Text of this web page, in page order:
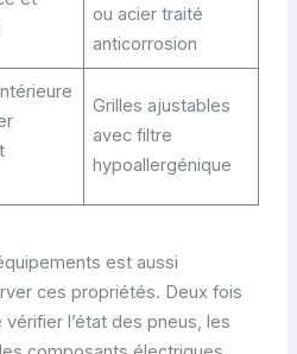
ou acier traité
anticorrosion
Grilles ajustables
avec filtre
hypoallergénique
est aussi
ces propriétés. Deux fois
l’état des pneus, les